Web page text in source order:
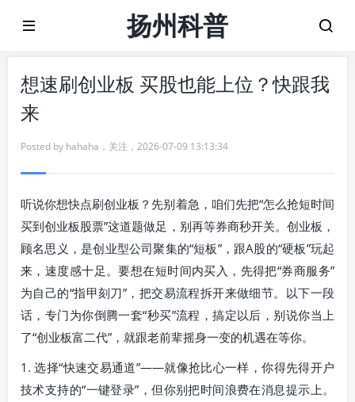
扬州科普
想速刷创业板 买股也能上位？快跟我
来
Posted by hahaha ， 关注 ， 2026-07-09 13:13:34
听说你想快点刷创业板？先别着急，咱们先把“怎么抢短时间
买到创业板股票”这道题做足，别再等券商秒开关。创业板，
顾名思义，是创业型公司聚集的“短板”，跟A股的“硬板”玩起
来，速度感十足。要想在短时间内买入，先得把“券商服务”
为自己的“指甲刻刀”，把交易流程拆开来做细节。以下一段
话，专门为你倒腾一套“秒买”流程，搞定以后，别说你当上
了“创业板富二代”，就跟老前辈摇身一变的机遇在等你。
1. 选择“快速交易通道”——就像抢比心一样，你得先得开户
技术支持的“一键登录”，但你别把时间浪费在消息提示上。